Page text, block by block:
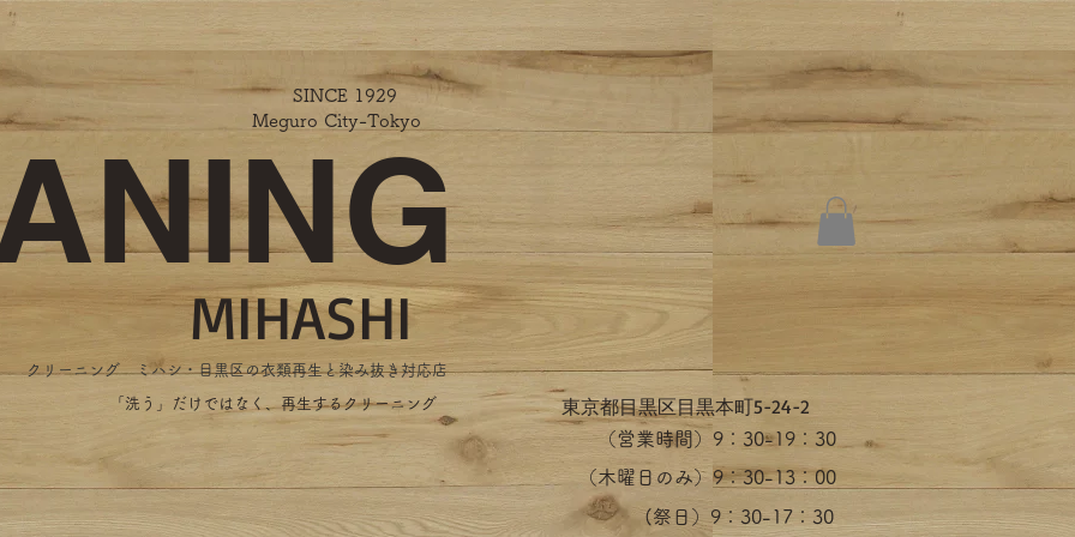
SINCE 1929
Meguro City-Tokyo
MIHASHI
​クリーニング ミハシ・目黒区の衣類再生と染み抜き対応店
​「洗う」だけではなく、再生するクリーニング ​東京都目黒区目黒本町5-24-2
（営業時間）​9：30-19：30
（木曜日のみ）9：30-13：00
​(祭日）9：30-17：30